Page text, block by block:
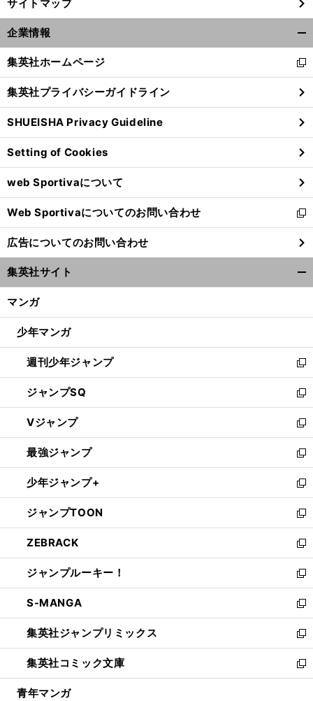
サイトマップ
企業情報
閉
る
集英社ホームページ
新
し
い
ウ
ィ
ン
ド
ウ
で
開
く
集英社プライバシーガイドライン
SHUEISHA Privacy Guideline
Setting of Cookies
web Sportivaについて
Web Sportivaについてのお問い合わせ
新
し
い
ウ
ィ
ン
ウ
開
く
広告についてのお問い合わせ
集英社サイト
マンガ
少年マンガ
週刊少年ジャンプ
新
し
い
ウ
ィ
ン
ド
ウ
で
開
く
ジャンプSQ
新
し
い
ウ
ィ
ン
ド
ウ
で
開
く
Vジャンプ
新
し
い
ウ
ィ
ン
ド
ウ
で
開
く
最強ジャンプ
新
し
い
ウ
ィ
ン
ド
ウ
で
開
く
少年ジャンプ+
新
し
い
ウ
ィ
ン
ド
ウ
で
開
く
ジャンプTOON
新
し
い
ウ
ィ
ン
ド
ウ
で
開
く
ZEBRACK
新
し
い
ウ
ィ
ン
ド
ウ
で
開
ジャンプルーキー！
新
し
い
ウ
ィ
ン
ド
ウ
S-MANGA
新
し
い
ウ
ィ
ン
集英社ジャンプリミックス
新
し
い
ウ
集英社コミック文庫
新
し
青年マンガ